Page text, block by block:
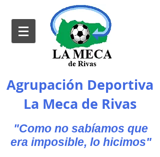
Agrupación Deportiva
La Meca de Rivas
"Como no sabíamos que
era imposible, lo hicimos"